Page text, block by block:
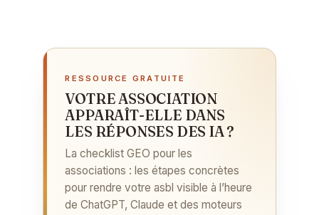
RESSOURCE GRATUITE
VOTRE ASSOCIATION
APPARAÎT-ELLE DANS
LES RÉPONSES DES IA ?
La checklist GEO pour les
associations : les étapes concrètes
pour rendre votre asbl visible à l’heure
de ChatGPT, Claude et des moteurs